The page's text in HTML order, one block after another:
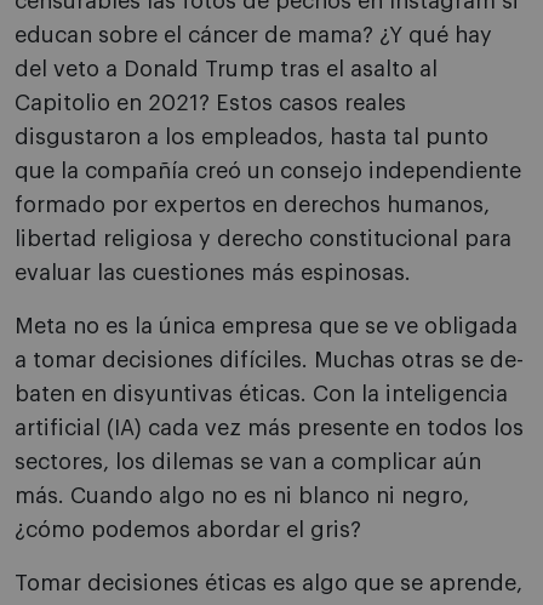
edu­can sobre el cáncer de mama? ¿Y qué hay
del veto a Donald Trump tras el asalto al
Capitolio en 2021? Estos casos reales
disgustaron a los empleados, hasta tal punto
que la compañía creó un consejo independiente
formado por expertos en derechos humanos,
libertad religiosa y derecho constitu­cional para
evaluar las cuestiones más espinosas.
Meta no es la única empresa que se ve obligada
a tomar decisiones difíciles. Muchas otras se de­
baten en disyuntivas éticas. Con la inteligencia
artificial (IA) cada vez más presente en todos los
sectores, los dilemas se van a complicar aún
más. Cuando algo no es ni blanco ni negro,
¿cómo po­demos abordar el gris?
Tomar decisiones éticas es algo que se aprende,